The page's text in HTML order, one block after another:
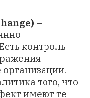
–
контроль
организации.
того, что
имеют те